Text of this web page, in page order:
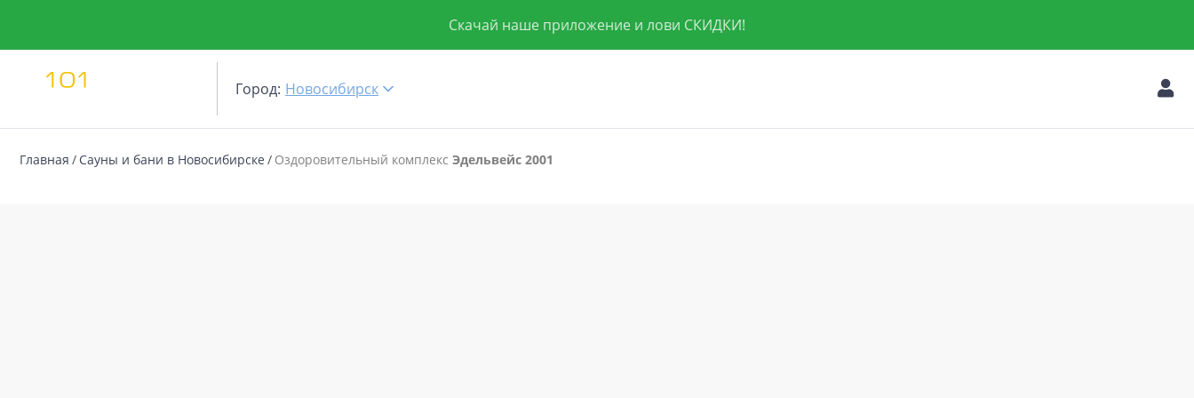
Скачай наше приложение и лови СКИДКИ!
Город: Новосибирск
Главная Сауны и бани в Новосибирске Оздоровительный комплекс Эдельвейс 2001